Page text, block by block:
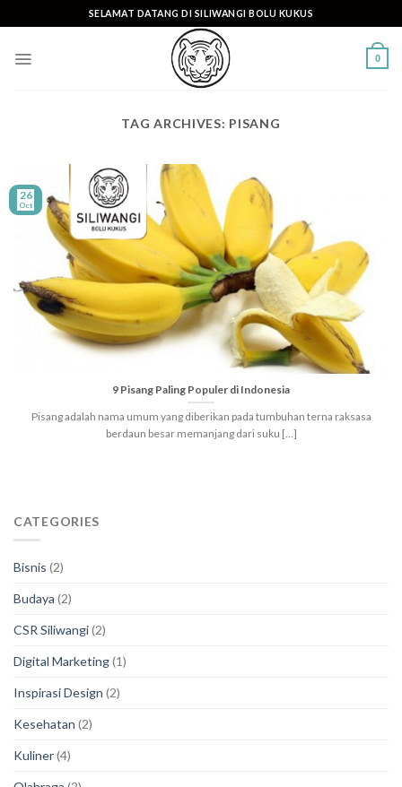
to
SELAMAT DATANG DI SILIWANGI BOLU KUKUS
0
TAG ARCHIVES: PISANG
CATEGORIES
Bisnis (2)
Budaya (2)
CSR Siliwangi(2)
Digital Marketing(1)
Inspirasi Design (2)
Kesehatan (2)
Kuliner(4)
9 Pisang Paling Populer di Indonesia
Pisang adalah nama umum yang diberikan pada tumbuhan terna raksasa
berdaun besar memanjang dari suku [...]
26
Oct